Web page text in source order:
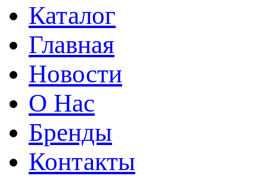
Каталог
Главная
Новости
О Нас
Бренды
Контакты